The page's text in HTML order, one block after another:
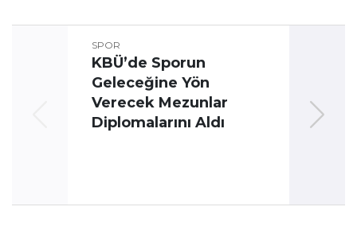
SPOR
KBÜ’de Sporun
Geleceğine Yön
Verecek Mezunlar
Diplomalarını Aldı